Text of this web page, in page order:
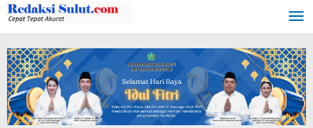
Lewati
ke
konten